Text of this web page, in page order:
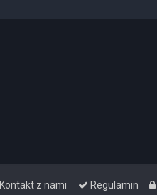
Regulamin
Kontakt z nami